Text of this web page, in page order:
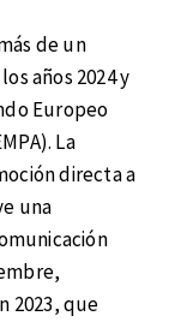
de un
años 2024 y
Europeo
La
directa a
una
2023, que